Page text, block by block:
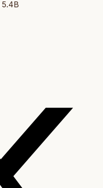
5.4B